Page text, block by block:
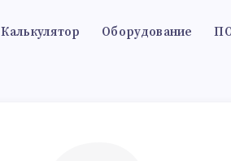
Калькулятор Оборудование